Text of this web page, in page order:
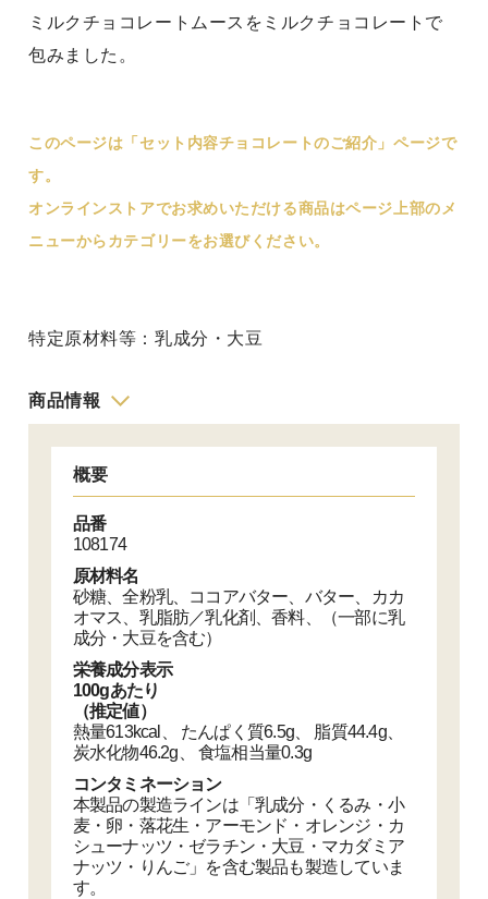
ミルクチョコレートムースをミルクチョコレートで
包みました。
このページは「セット内容チョコレートのご紹介」ページで
す。
オンラインストアでお求めいただける商品はページ上部のメ
ニューからカテゴリーをお選びください。
特定原材料等：乳成分・大豆
商品情報
概要
品番
108174
原材料名
砂糖、全粉乳、ココアバター、バター、カカ
オマス、乳脂肪／乳化剤、香料、（一部に乳
成分・大豆を含む）
栄養成分表示
100gあたり
（推定値）
熱量613kcal、 たんぱく質6.5g、 脂質44.4g、
炭水化物46.2g、 食塩相当量0.3g
コンタミネーション
本製品の製造ラインは「乳成分・くるみ・小
麦・卵・落花生・アーモンド・オレンジ・カ
シューナッツ・ゼラチン・大豆・マカダミア
ナッツ・りんご」を含む製品も製造していま
す。